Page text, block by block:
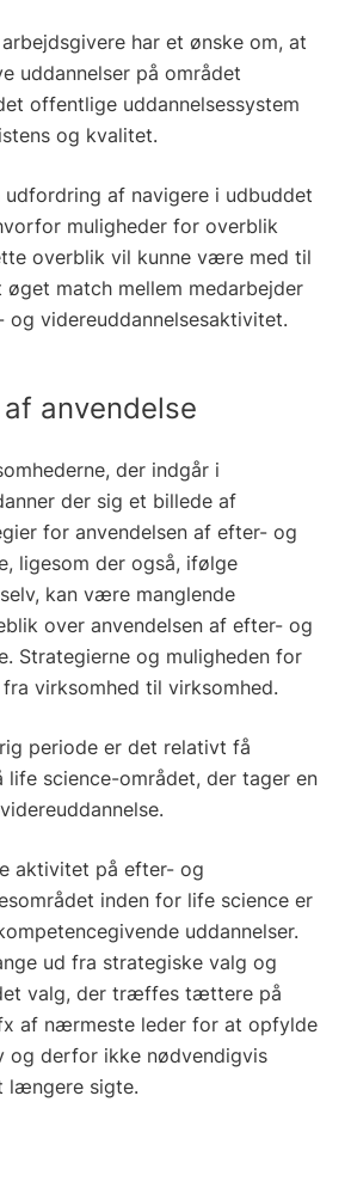
har et ønske om, at
uddannelser på området
offentlige uddannelsessystem
og kvalitet.
af navigere i udbuddet
muligheder for overblik
overblik vil kunne være med til
match mellem medarbejder
videreuddannelsesaktivitet.
anvendelse
der indgår i
der sig et billede af
for anvendelsen af efter- og
ligesom der også, ifølge
kan være manglende
over anvendelsen af efter- og
Strategierne og muligheden for
virksomhed til virksomhed.
periode er det relativt få
life science-området, der tager en
aktivitet på efter- og
inden for life science er
uddannelser.
ud fra strategiske valg og
valg, der træffes tættere på
af nærmeste leder for at opfylde
og derfor ikke nødvendigvis
længere sigte.